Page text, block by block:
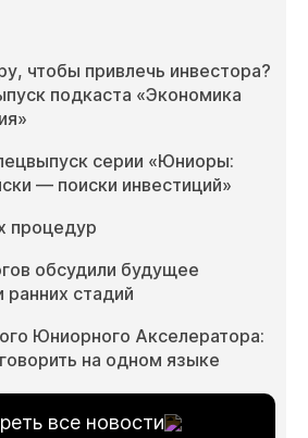
чтобы привлечь инвестора?
подкаста «Экономика
серии «Юниоры:
— поиски инвестиций»
процедур
обсудили будущее
ранних стадий
Юниорного Акселератора:
на одном языке
все новости